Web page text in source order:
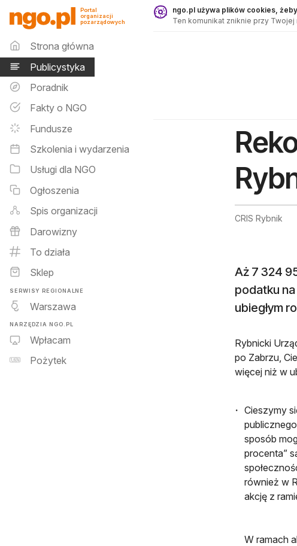
Publicystyka - ngo.pl
Portal
organizacji
pozarządowych
Menu główne
Strona główna
Publicystyka
Poradnik
Fakty o NGO
Fundusze
Szkolenia i wydarzenia
Usługi dla NGO
Ogłoszenia
Spis organizacji
Darowizny
To działa
Sklep
SERWISY REGIONALNE
Warszawa
NARZĘDZIA NGO.PL
Wpłacam
Pożytek
ngo.pl używa plików cookies,
Ten komunikat zniknie przy
CRIS Rybnik
Aż 7 324
podatku
ubiegłym
Rybnicki
po Zabrzu,
więcej niż w
Cieszymy
sposób
procenta”
również w
akcję z
W ramach